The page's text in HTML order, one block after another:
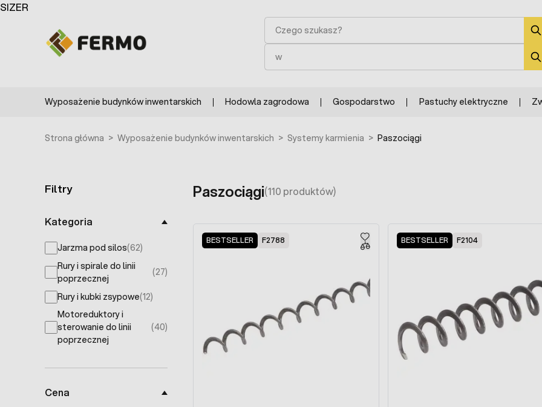
Przejdź do treści
Szukaj
Szukaj
Wyposażenie budynków inwentarskich Hodowla zagrodowa Gospodarstwo Pastuchy elektryczne
Strona główna > Wyposażenie budynków inwentarskich > Systemy karmienia > Paszociągi
Filtry
Kategoria
Jarzma pod silos(62)
products available
Rury i spirale do linii
poprzecznej
(27)
products available
Rury i kubki zsypowe(12)
products available
Motoreduktory i
sterowanie do linii
poprzecznej
(40)
products available
Cena
Paszociągi(110 produktów)
BESTSELLER F2788 BESTSELLER F2104
SIZER